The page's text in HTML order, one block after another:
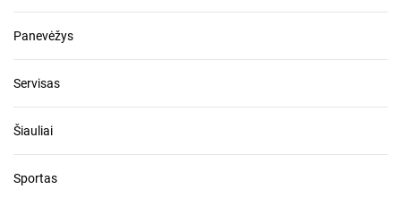
Panevėžys
Servisas
Šiauliai
Sportas